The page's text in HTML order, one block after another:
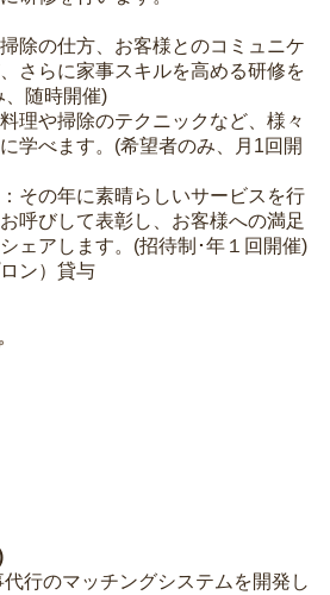
除の仕方、お客様とのコミュニケ
さらに家事スキルを高める研修を
、随時開催)
理や掃除のテクニックなど、様々
学べます。(希望者のみ、月1回開
その年に素晴らしいサービスを行
呼びして表彰し、お客様への満足
ェアします。(招待制･年１回開催)
ン）貸与
行のマッチングシステムを開発し